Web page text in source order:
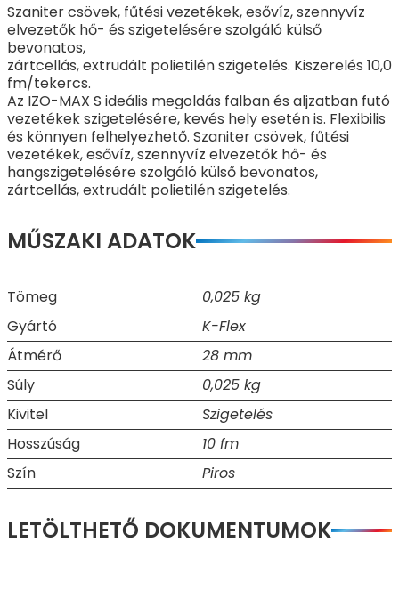
Szaniter csövek, fűtési vezetékek, esővíz, szennyvíz
elvezetők hő- és szigetelésére szolgáló külső
bevonatos,
zártcellás, extrudált polietilén szigetelés. Kiszerelés 10,0
fm/tekercs.
Az IZO-MAX S ideális megoldás falban és aljzatban futó
vezetékek szigetelésére, kevés hely esetén is. Flexibilis
és könnyen felhelyezhető. Szaniter csövek, fűtési
vezetékek, esővíz, szennyvíz elvezetők hő- és
hangszigetelésére szolgáló külső bevonatos,
zártcellás, extrudált polietilén szigetelés.
MŰSZAKI ADATOK
Tömeg
0,025 kg
Gyártó
K-Flex
Átmérő
28 mm
Súly
0,025 kg
Kivitel
Szigetelés
Hosszúság
10 fm
Szín
Piros
LETÖLTHETŐ DOKUMENTUMOK